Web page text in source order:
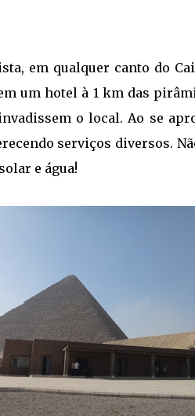
em qualquer canto do
um hotel à 1 km das
o local. Ao se
serviços diversos.
e água!